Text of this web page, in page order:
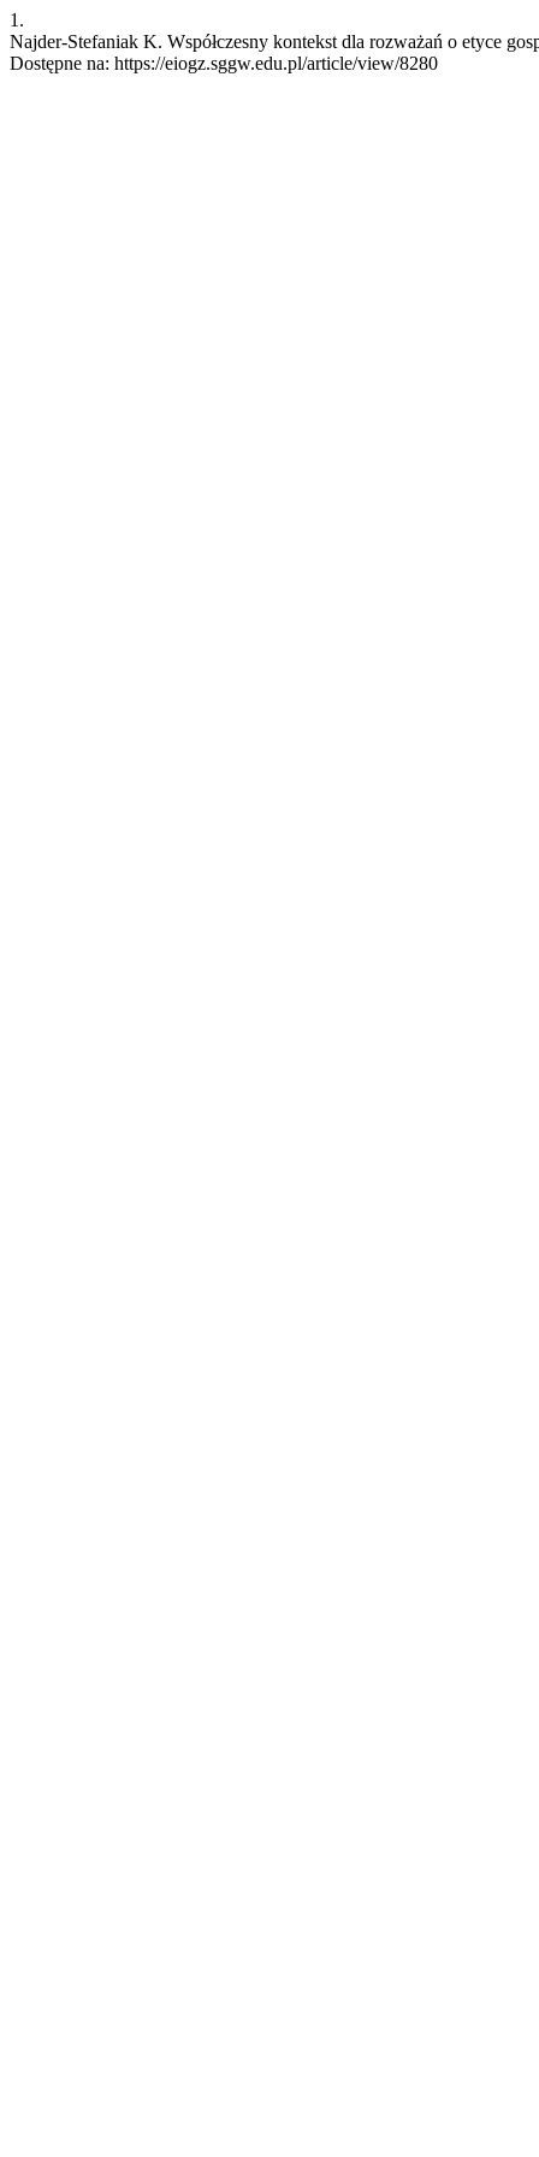
1.
Najder-Stefaniak K. Współczesny kontekst dla rozważań o etyce
Dostępne na: https://eiogz.sggw.edu.pl/article/view/8280